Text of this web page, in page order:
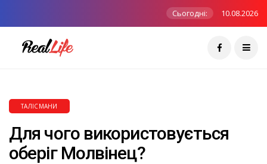
Сьогодні: 10.08.2026
ТАЛІСМАНИ
Для чого використовується
оберіг Молвінец?